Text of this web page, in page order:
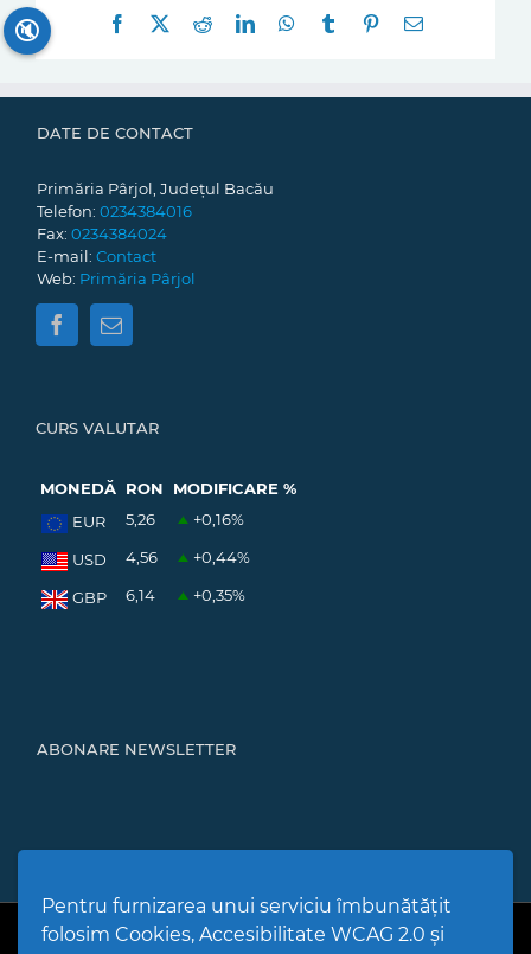
Pentru furnizarea unui serviciu îmbunătățit
folosim Cookies, Accesibilitate WCAG 2.0 și
Facebook
RedditLinkedInWhatsApp
Tumblr Pinterest
E-
DATE DE CONTACT
Primăria Pârjol, Județul Bacău
Telefon: 0234384016
Fax: 0234384024
E-mail: Contact
Web: Primăria Pârjol
CURS VALUTAR
MONEDĂ RON
MODIFICARE %
EUR
5,26 +0,16%
USD 4,56 +0,44%
GBP 6,14 +0,35%
ABONARE NEWSLETTER
PPW @2026 |Hartă Website|Setări Cookies și Accesibilitate
🔇